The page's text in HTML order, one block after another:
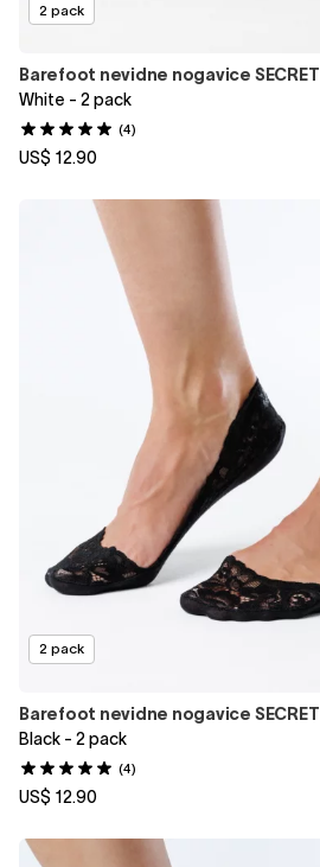
2 pack
Barefoot nevidne nogavice SECRET
White - 2 pack
(4)
US$ 12.90
2 pack
Barefoot nevidne nogavice SECRET
Black - 2 pack
(4)
US$ 12.90